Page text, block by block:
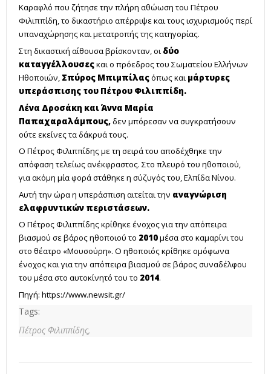
Καραφλό που ζήτησε την πλήρη αθώωση του Πέτρου
Φιλιππίδη, το δικαστήριο απέρριψε και τους ισχυρισμούς περί
υπαναχώρησης και μετατροπής της κατηγορίας.
Στη δικαστική αίθουσα βρίσκονταν, οι δύο
καταγγέλλουσεςκαι ο πρόεδρος του Σωματείου Ελλήνων
Ηθοποιών, Σπύρος Μπιμπίλαςόπως και μάρτυρες
υπεράσπισης του Πέτρου Φιλιππίδη.
Λένα Δροσάκη και Άννα Μαρία
Παπαχαραλάμπους,δεν μπόρεσαν να συγκρατήσουν
ούτε εκείνες τα δάκρυά τους.
Ο Πέτρος Φιλιππίδης με τη σειρά του αποδέχθηκε την
απόφαση τελείως ανέκφραστος. Στο πλευρό του ηθοποιού,
για ακόμη μία φορά στάθηκε η σύζυγός του, Ελπίδα Νίνου.
Αυτή την ώρα η υπεράσπιση αιτείται την αναγνώριση
ελαφρυντικών περιστάσεων.
Ο Πέτρος Φιλιππίδης κρίθηκε ένοχος για την απόπειρα
βιασμού σε βάρος ηθοποιού το 2010μέσα στο καμαρίνι του
στο θέατρο «Μουσούρη». Ο ηθοποιός κρίθηκε ομόφωνα
ένοχος και για την απόπειρα βιασμού σε βάρος συναδέλφου
του μέσα στο αυτοκίνητό του το 2014.
Πηγή: https://www.newsit.gr/
Tags:
Πέτρος Φιλιππίδης,